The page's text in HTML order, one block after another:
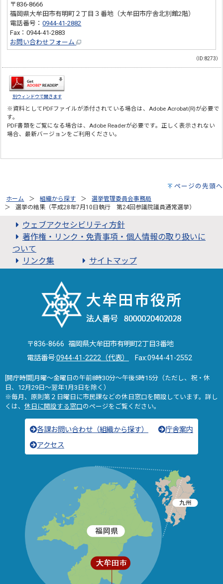
〒836-8666
福岡県大牟田市有明町２丁目３番地（大牟田市庁舎北別館2階）
電話番号：0944-41-2882
Fax：0944-41-2883
お問い合わせフォーム
（ID:8273）
別ウィンドウで開きます
※資料としてPDFファイルが添付されている場合は、Adobe Acrobat(R)が必要で
す。
PDF書類をご覧になる場合は、Adobe Readerが必要です。正しく表示されない
場合、最新バージョンをご利用ください。
ページの先頭へ
ホーム 組織から探す
選挙管理委員会事務局
選挙の結果（平成28年7月10日執行 第24回参議院議員通常選挙）
ウェブアクセシビリティ方針
著作権・リンク・免責事項・個人情報の取り扱いに
ついて
リンク集
サイトマップ
〒836-8666 福岡県大牟田市有明町2丁目3番地
電話番号:0944-41-2222（代表） Fax:0944-41-2552
[開庁時間]月曜～金曜日の午前8時30分～午後5時15分（ただし、祝・休
日、12月29日～翌年1月3日を除く）
※毎月、原則第２日曜日に市民課などの休日窓口を開設しています。詳し
くは、 休日に開設する窓口のページをご覧ください。
各課お問い合わせ（組織から探す）
庁舎案内
アクセス